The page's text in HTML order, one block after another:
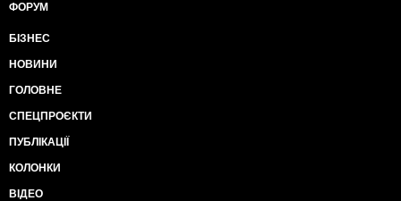
ФОРУМ
БІЗНЕС
НОВИНИ
ГОЛОВНЕ
СПЕЦПРОЄКТИ
ПУБЛІКАЦІЇ
КОЛОНКИ
ВІДЕО